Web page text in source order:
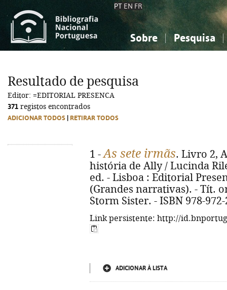
PT EN FR
Sobre Pesquisa
Ciências sociais...
Ciências sociais...
Resultado de pesquisa
Editor: =EDITORIAL PRESENCA
371 registos encontrados
ADICIONAR TODOS RETIRAR TODOS
1 -As sete irmãs. Livro 2,
história de Ally / Lucinda
ed. - Lisboa : Editorial
(Grandes narrativas). - Tít.
Storm Sister. - ISBN 978-
Link persistente: http://
ADICIONAR À LISTA